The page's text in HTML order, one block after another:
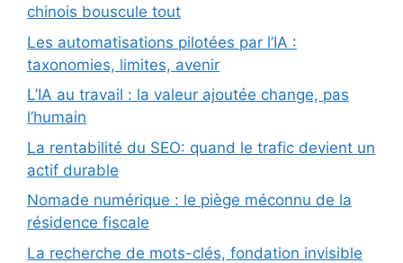
chinois bouscule tout
Les automatisations pilotées par l’IA :
taxonomies, limites, avenir
L’IA au travail : la valeur ajoutée change, pas
l’humain
La rentabilité du SEO: quand le trafic devient un
actif durable
Nomade numérique : le piège méconnu de la
résidence fiscale
La recherche de mots-clés, fondation invisible